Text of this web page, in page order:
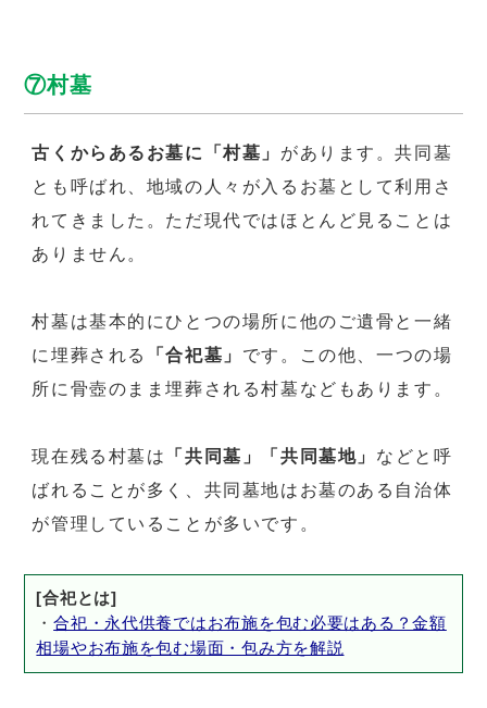
⑦村墓
古くからあるお墓に「村墓」 があります。共同墓
とも呼ばれ、地域の人々が入るお墓として利用さ
れてきました。ただ現代ではほとんど見ることは
ありません。
村墓は基本的にひとつの場所に他のご遺骨と一緒
に埋葬される
「合祀墓」 です。この他、一つの場
所に骨壺のまま埋葬される村墓などもあります。
現在残る村墓は 「共同墓」「共同墓地」 などと呼
ばれることが多く、共同墓地はお墓のある自治体
が管理していることが多いです。
[合祀とは]
・合祀・永代供養ではお布施を包む必要はある？金額
相場やお布施を包む場面・包み方を解説